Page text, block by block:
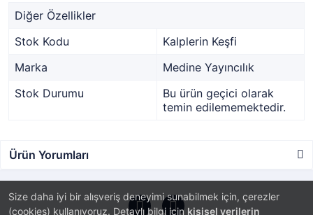
Size daha iyi bir alışveriş deneyimi sunabilmek için, çerezler
(cookies) kullanıyoruz. Detaylı bilgi için kişisel verilerin
Diğer Özellikler
Stok Kodu
Kalplerin Keşfi
Marka
Medine Yayıncılık
Stok Durumu
Bu ürün geçici olarak
temin edilememektedir.
Ürün Yorumları